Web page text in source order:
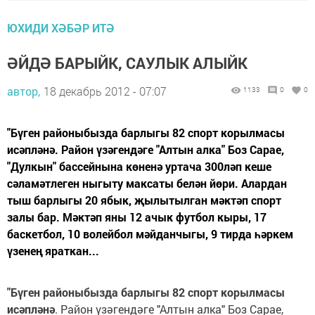
ЮХИДИ ХӘБӘР ИТӘ
ӘЙДӘ БАРЫЙК, САУЛЫК АЛЫЙК
автор, 18 декабрь 2012 - 07:07 1133 0 0
"Бүген районыбызда барлыгы 82 спорт корылмасы
исәпләнә. Район үзәгендәге "Алтын алка" Боз Сарае,
"Дулкын" бассейнына көненә уртача 300ләп кеше
сәламәтлеген ныгыту максаты белән йөри. Алардан
тыш барлыгы 20 ябык, җылытылган мәктәп спорт
залы бар. Мәктәп яны 12 ачык футбол кыры, 17
баскетбол, 10 волейбол мәйданчыгы, 9 тирда һәркем
үзенең яраткан...
"Бүген районыбызда барлыгы 82 спорт корылмасы
исәпләнә. Район үзәгендәге "Алтын алка" Боз Сарае,